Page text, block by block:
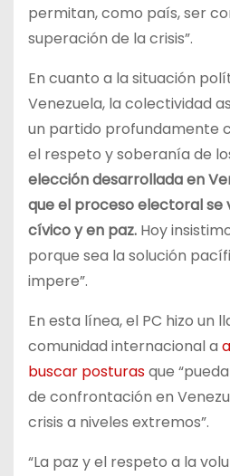
permitan, como país, ser
superación de la crisis”.
En cuanto a la situación
Venezuela, la colectividad
un partido profundamente
el respeto y soberanía de
elección desarrollada en
que el proceso electoral se
cívico y en paz. Hoy
porque sea la solución
impere”.
En esta línea, el PC hizo un
comunidad internacional a
buscar posturasque
de confrontación en
crisis a niveles extremos”.
“La paz y el respeto a la